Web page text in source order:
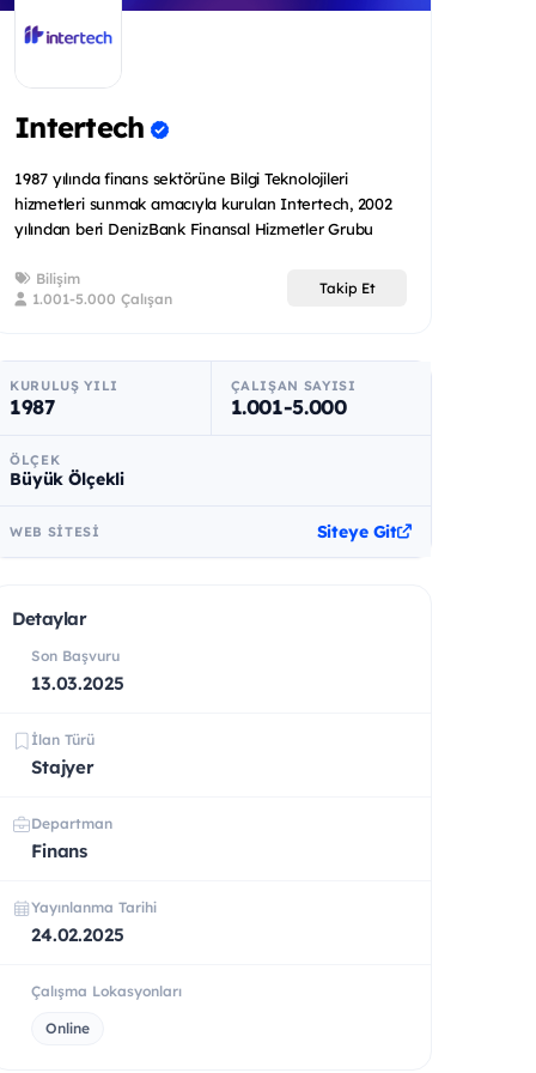
Intertech
1987 yılında finans sektörüne Bilgi Teknolojileri
hizmetleri sunmak amacıyla kurulan Intertech, 2002
yılından beri DenizBank Finansal Hizmetler Grubu
Bilişim
1.001-5.000 Çalışan
Takip Et
KURULUŞ YILI
1987
ÇALIŞAN SAYISI
1.001-5.000
ÖLÇEK
Büyük Ölçekli
WEB SITESI Siteye Git
Detaylar
Son Başvuru
13.03.2025
İlan Türü
Stajyer
Departman
Finans
Yayınlanma Tarihi
24.02.2025
Çalışma Lokasyonları
Online